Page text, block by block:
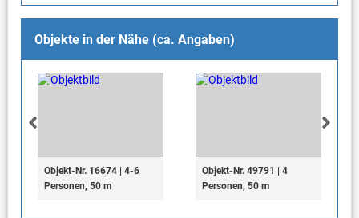
Objekte in der Nähe (ca. Angaben)
Objekt-Nr. 16674 | 4-6
Personen, 50 m
Objekt-Nr. 49791 | 4
Personen, 50 m